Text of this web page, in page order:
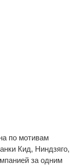
по мотивам
Кид, Ниндзяго,
за одним